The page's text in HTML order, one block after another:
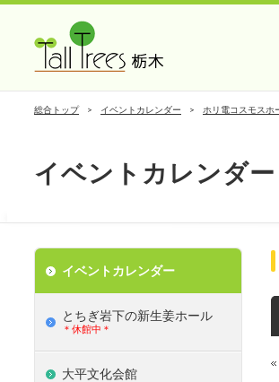
総合トップ イベントカレンダー ホリ電コスモスホ
イベントカレンダー
イベントカレンダー
とちぎ岩下の新⽣姜ホール
＊休館中＊
大平文化会館